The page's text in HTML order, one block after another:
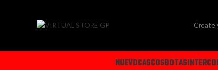
Create
NUEVOCASCOSBOTAS